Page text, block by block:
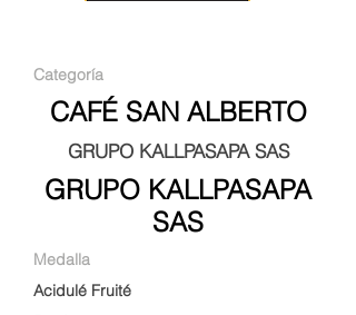
Categoría
CAFÉ SAN ALBERTO
GRUPO KALLPASAPA SAS
GRUPO KALLPASAPA
SAS
Medalla
Acidulé Fruité